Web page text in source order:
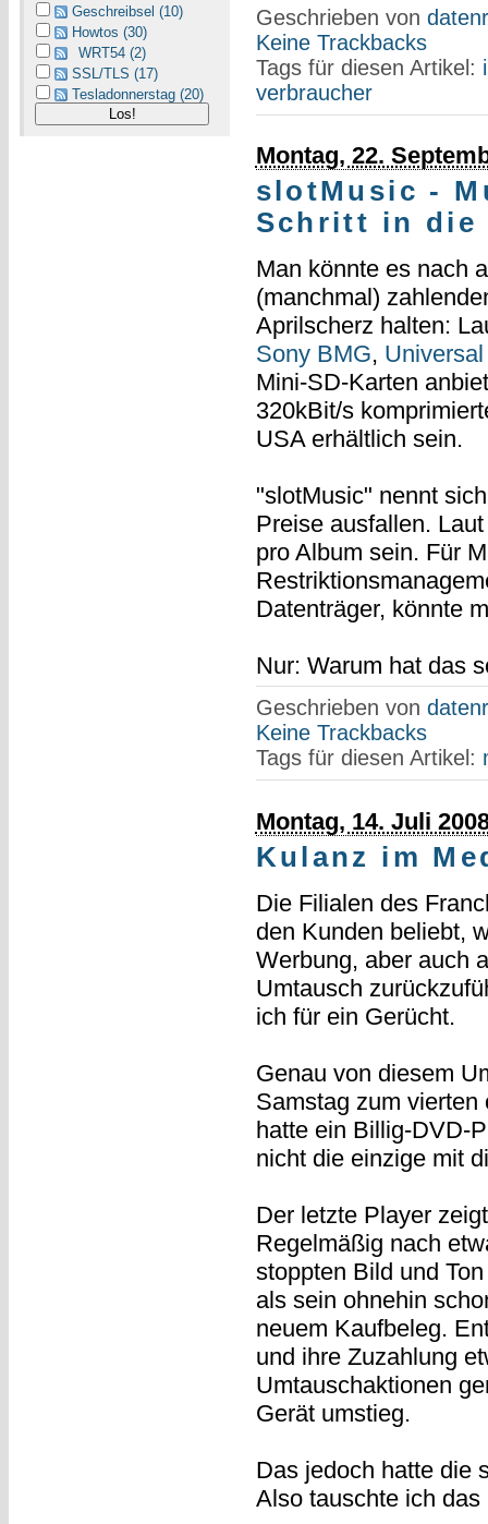
Geschreibsel (10)
Howtos (30)
WRT54 (2)
SSL/TLS (17)
Tesladonnerstag (20)
Geschrieben von
Keine Trackbacks
Tags für diesen Artikel:
verbraucher
Montag, 22.
slotMusic -
Schritt in die
Man könnte es nach
(manchmal)
Aprilscherz halten:
Sony BMG, Universal
Mini-SD-Karten
320kBit/s
USA erhältlich sein.
"slotMusic" nennt
Preise ausfallen.
pro Album sein. Für
Datenträger, könnte
Nur: Warum hat das
Geschrieben von
Keine Trackbacks
Tags für diesen Artikel:
Montag, 14. Juli
Kulanz im
Die Filialen des
den Kunden beliebt,
Werbung, aber auch
Umtausch
ich für ein Gerücht.
Genau von diesem
Samstag zum
hatte ein Billig-DVD-
nicht die einzige mit
Der letzte Player
Regelmäßig nach
stoppten Bild und
als sein ohnehin
neuem Kaufbeleg.
und ihre Zuzahlung
Umtauschaktionen
Gerät umstieg.
Das jedoch hatte die
Also tauschte ich